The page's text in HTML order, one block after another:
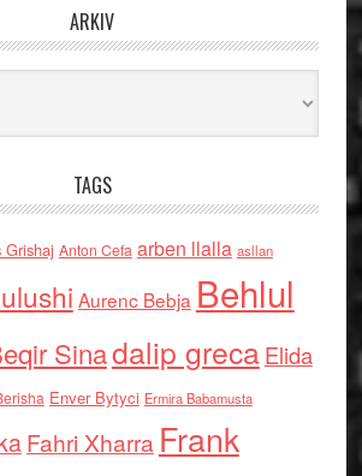
ARKIV
TAGS
Grishaj Anton Cefa arben llalla asllan
Aurenc Bebja Behlul
Sinadalip grecaElida
Enver Bytyci Ermira Babamusta
Fahri Xharra Frank